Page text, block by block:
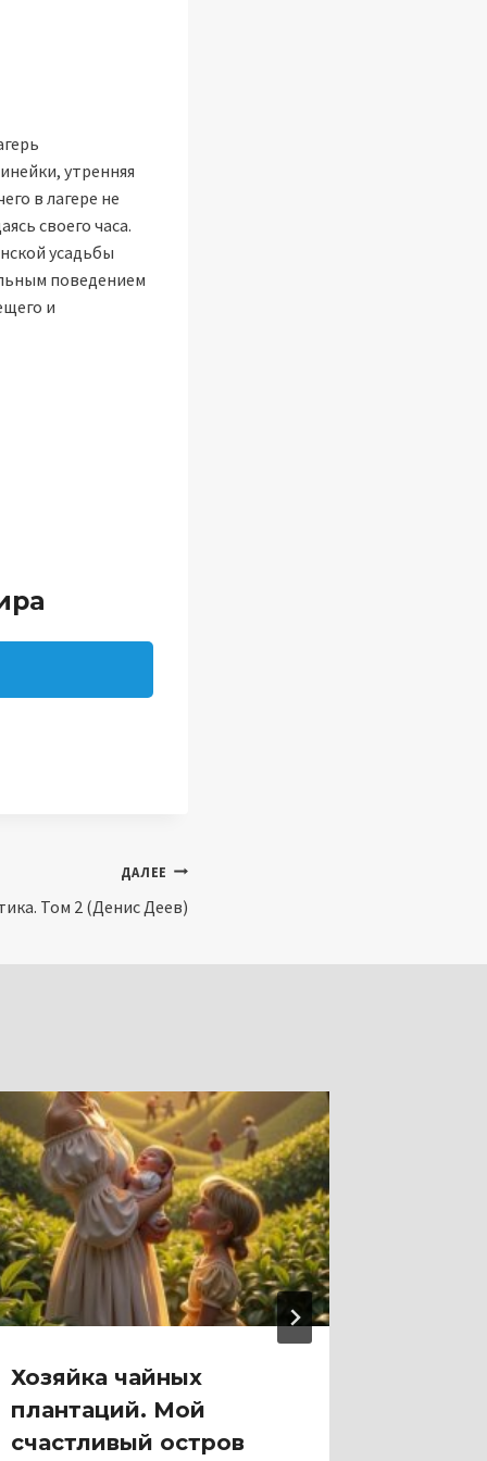
утренняя
в лагере не
своего часа.
усадьбы
поведением
и
ДАЛЕЕ
Том 2 (Денис Деев)
Хозяйка чайных
плантаций. Мой
счастливый остров